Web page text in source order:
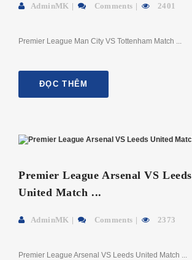
AdminMK Comments 2401
Premier League Man City VS Tottenham Match ...
ĐỌC THÊM
Premier League Arsenal VS Leeds
United Match ...
AdminMK Comments 2373
Premier League Arsenal VS Leeds United Match ...